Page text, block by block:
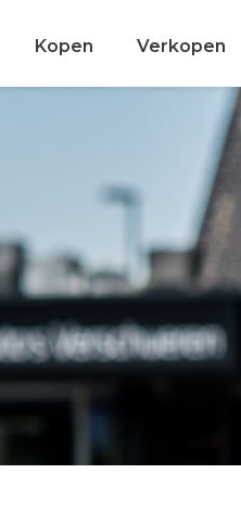
Kopen Verkopen